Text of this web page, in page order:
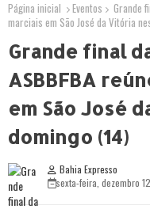
Página inicial Eventos
Grande
marciais em São José da Vitória
Grande final
ASBBFBA
em São José
domingo (14)
Bahia Expresso
sexta-feira, dezembro